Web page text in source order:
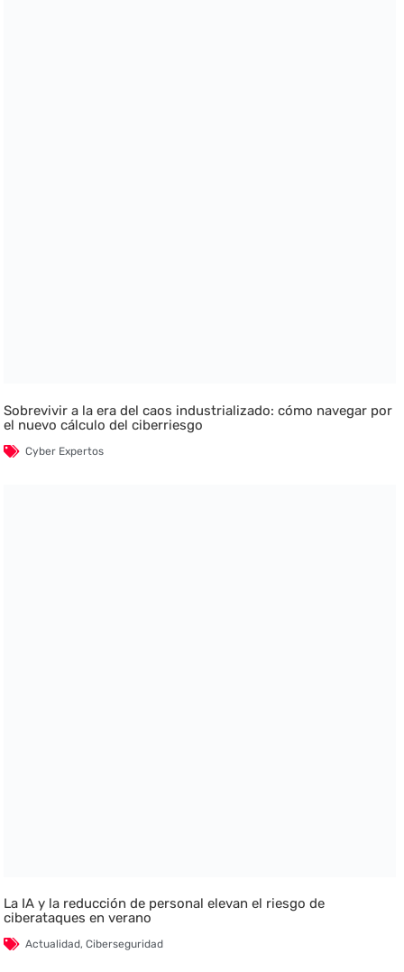
Sobrevivir a la era del caos industrializado: cómo navegar por
el nuevo cálculo del ciberriesgo
Cyber Expertos
La IA y la reducción de personal elevan el riesgo de
ciberataques en verano
Actualidad,Ciberseguridad